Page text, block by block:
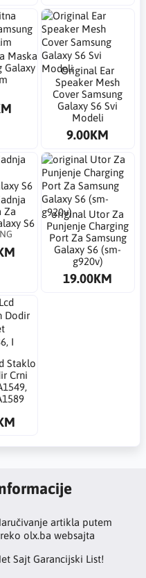
Maska
Galaxy
Original Ear
Speaker Mesh
Cover Samsung
Galaxy S6 Svi
Modeli
9.00KM
Za
S6
​original Utor Za
Punjenje Charging
Port Za Samsung
Galaxy S6 (sm-
g920v)
19.00KM
Staklo
Crni
artikla putem
olx.ba websajta
Sajt Garancijski List!